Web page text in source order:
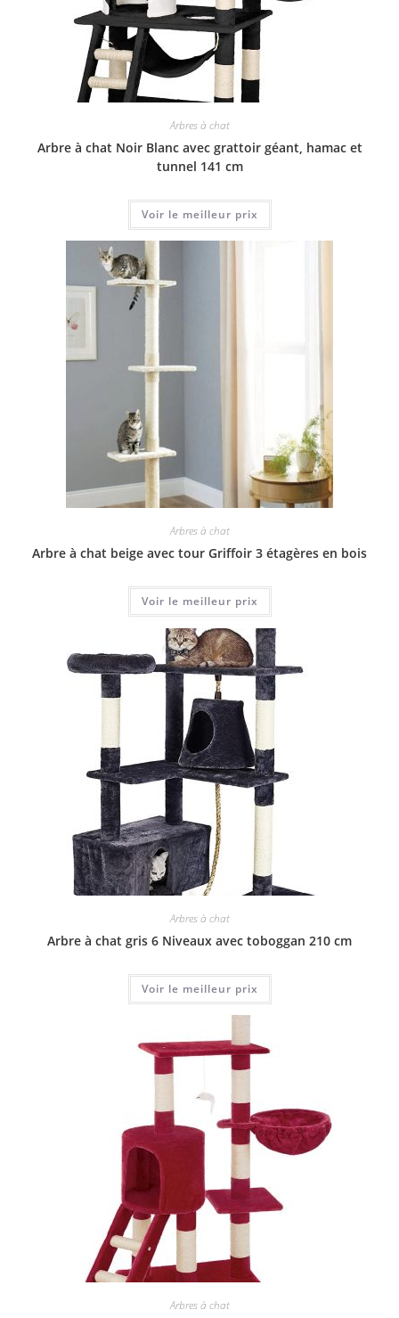
Arbres à chat
Arbre à chat Noir Blanc avec grattoir géant, hamac et
tunnel 141 cm
Voir le meilleur prix
Arbres à chat
Arbre à chat beige avec tour Griffoir 3 étagères en bois
Voir le meilleur prix
Arbres à chat
Arbre à chat gris 6 Niveaux avec toboggan 210 cm
Voir le meilleur prix
Arbres à chat